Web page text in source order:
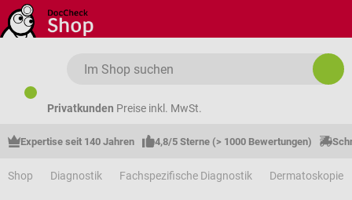
Zum Hauptinhalt springen
Privatkunden Preise inkl. MwSt.
Expertise seit 140 Jahren 4,8/5 Sterne (> 1000 Bewertungen)
Shop Diagnostik Fachspezifische Diagnostik Dermatoskopie